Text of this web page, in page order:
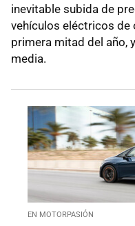
inevitable subida de
vehículos eléctricos de
primera mitad del año,
media.
EN MOTORPASIÓN